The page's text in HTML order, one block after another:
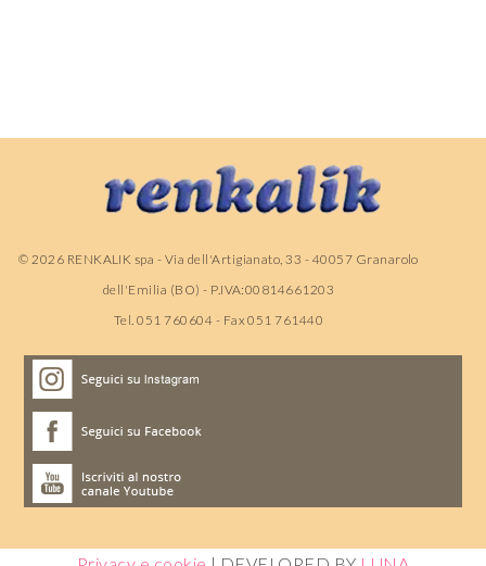
© 2026 RENKALIK spa - Via dell'Artigianato, 33 - 40057 Granarolo
dell'Emilia (BO) - P.IVA:00814661203
Tel. 051 760604 - Fax 051 761440